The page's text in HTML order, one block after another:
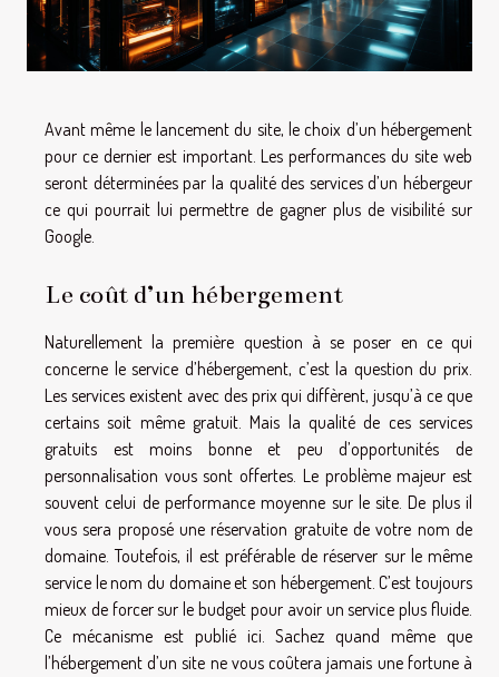
Avant même le lancement du site, le choix d’un hébergement
pour ce dernier est important. Les performances du site web
seront déterminées par la qualité des services d’un hébergeur
ce qui pourrait lui permettre de gagner plus de visibilité sur
Google.
Le coût d’un hébergement
Naturellement la première question à se poser en ce qui
concerne le service d’hébergement, c’est la question du prix.
Les services existent avec des prix qui diffèrent, jusqu’à ce que
certains soit même gratuit. Mais la qualité de ces services
gratuits est moins bonne et peu d’opportunités de
personnalisation vous sont offertes. Le problème majeur est
souvent celui de performance moyenne sur le site. De plus il
vous sera proposé une réservation gratuite de votre nom de
domaine. Toutefois, il est préférable de réserver sur le même
service le nom du domaine et son hébergement. C’est toujours
mieux de forcer sur le budget pour avoir un service plus fluide.
Ce mécanisme est publié ici . Sachez quand même que
l’hébergement d’un site ne vous coûtera jamais une fortune à